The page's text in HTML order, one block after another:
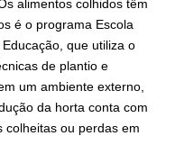
alimentos colhidos têm
é o programa Escola
que utiliza o
de plantio e
um ambiente externo,
da horta conta com
colheitas ou perdas em